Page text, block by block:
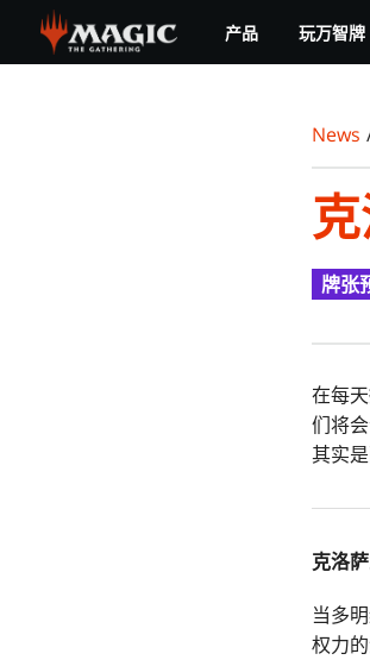
main
产品 玩万智牌
News
牌张
在每天
们将
其实
克洛
当多
权力